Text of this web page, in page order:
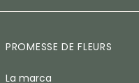
PROMESSE DE FLEURS
La marca